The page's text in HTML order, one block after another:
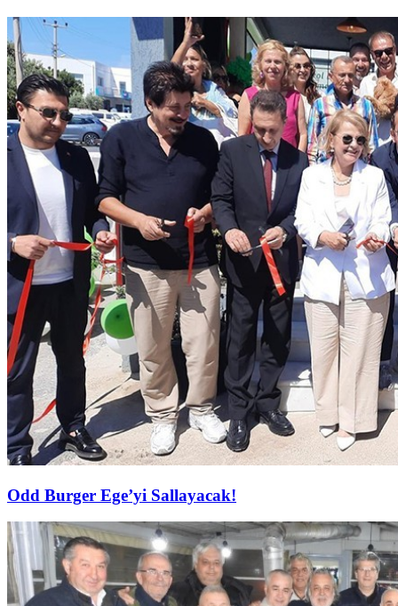
Odd Burger Ege’yi Sallayacak!